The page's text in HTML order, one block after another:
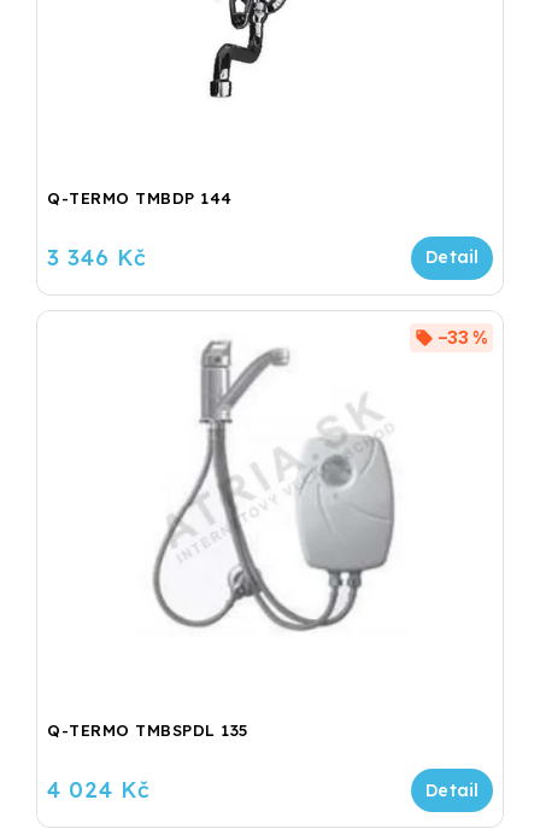
Q-TERMO TMBDP 144
3 346 Kč
Q-TERMO TMBSPDL 135
–33 %
4 024 Kč